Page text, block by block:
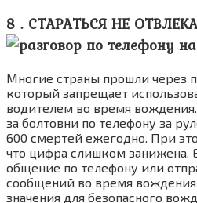
8 . СТАРАТЬСЯ НЕ
Многие страны прошли через
который запрещает
водителем во время
за болтовни по телефону за
600 смертей ежегодно. При
что цифра слишком занижена.
общение по телефону или
сообщений во время
значения для безопасного